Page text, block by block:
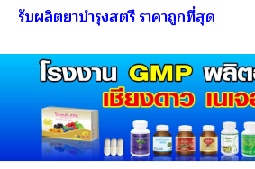
รับผลิตยาบำรุงสตรี ราคาถูกที่สุด